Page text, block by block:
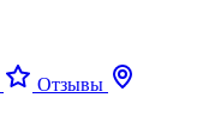
Отзывы